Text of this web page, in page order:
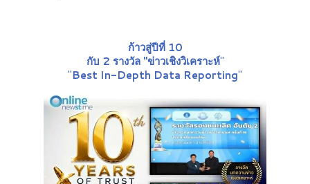
ก้าวสู่ปีที่ 10
กับ 2 รางวัล "ข่าวเชิงวิเคราะห์"
"Best In-Depth Data Reporting"